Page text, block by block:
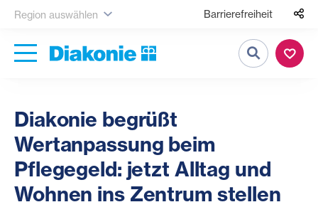
Region auswählen Barrierefreiheit
Suche
Diakonie begrüßt
Wertanpassung beim
Pflegegeld: jetzt Alltag und
Wohnen ins Zentrum stellen